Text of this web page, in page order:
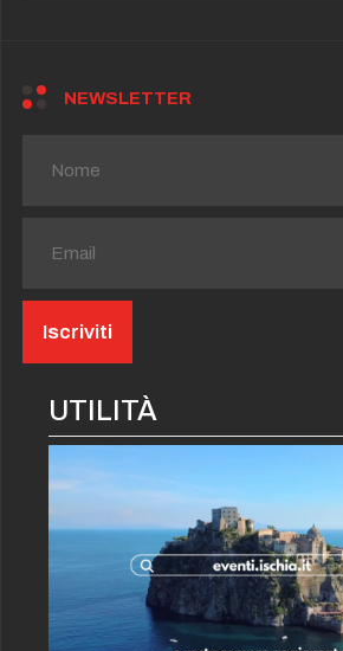
NEWSLETTER
UTILITÀ